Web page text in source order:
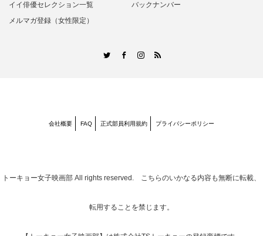
イイ俳優セレクション一覧
バックナンバー
メルマガ登録（女性限定）
TwitterFacebookInstagram
RSS
会社概要 FAQ 正式部員利用規約 プライバシーポリシー
トーキョー女子映画部 All rights reserved. こちらのいかなる内容も無断に転載、
転用することを禁じます。